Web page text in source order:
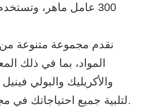
300 عامل ماهر،
نقدم مجموعة متنوعة من
المواد، بما في ذلك
والأكريليك والبولي
لتلبية جميع احتياجاتك في مجال التخصيص.